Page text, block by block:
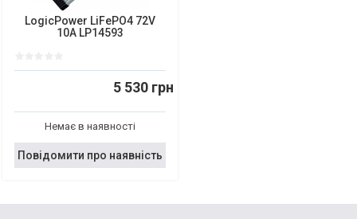
LogicPower LiFePO4 72V
10A LP14593
5 530 грн
Немає в наявності
Повідомити про наявність